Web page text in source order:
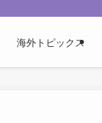
海外トピックス